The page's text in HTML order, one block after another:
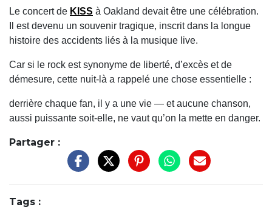
Le concert de KISS à Oakland devait être une célébration.
Il est devenu un souvenir tragique, inscrit dans la longue
histoire des accidents liés à la musique live.
Car si le rock est synonyme de liberté, d’excès et de
démesure, cette nuit-là a rappelé une chose essentielle :
derrière chaque fan, il y a une vie — et aucune chanson,
aussi puissante soit-elle, ne vaut qu’on la mette en danger.
Partager :
Tags :